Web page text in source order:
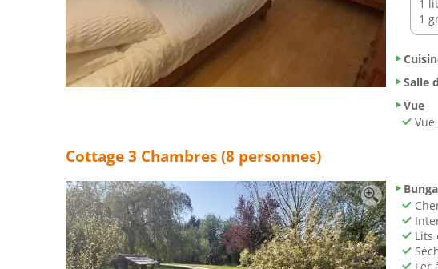
1
1
Salle
Vue
Cottage 3 Chambres (8 personnes)
Lits